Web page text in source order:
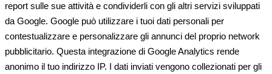
report sulle sue attività e condividerli con gli altri servizi sviluppati
da Google. Google può utilizzare i tuoi dati personali per
contestualizzare e personalizzare gli annunci del proprio network
pubblicitario. Questa integrazione di Google Analytics rende
anonimo il tuo indirizzo IP. I dati inviati vengono collezionati per gli